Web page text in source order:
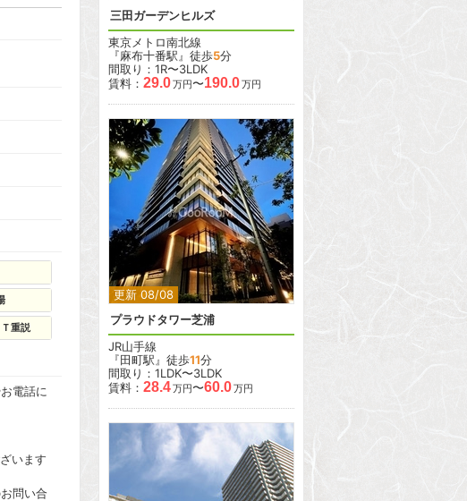
重説
電話に
います
問い合
三田ガーデンヒルズ
東京メトロ南北線
『麻布十番駅』徒歩5分
間取り：1R〜3LDK
賃料： 29.0万円〜190.0万円
更新 08/08
2 2
プラウドタワー芝浦
JR山手線
『田町駅』徒歩11分
間取り：1LDK〜3LDK
賃料： 28.4万円〜60.0万円